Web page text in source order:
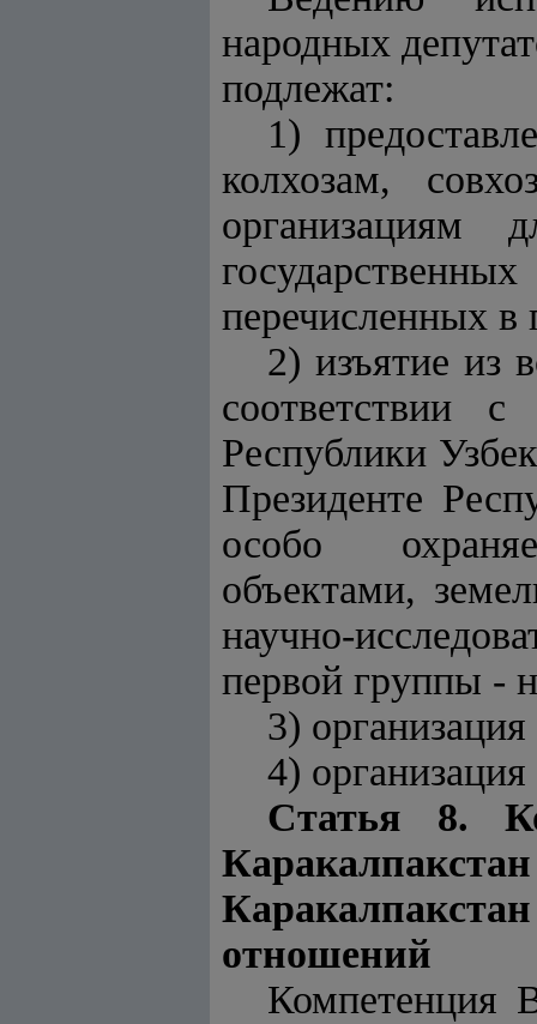
народных
подлежат:
1)
колхозам,
организациям
перечисленных в
2) изъятие из
соответствии с
Республики
Президенте
особо
объектами,
научно-
первой группы -
3)
4)
Статья 8.
отношений
Компетенция